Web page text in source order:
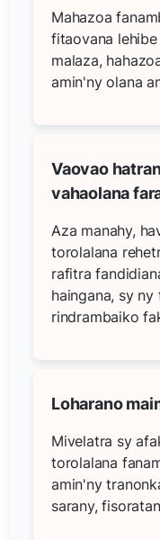
Mahazoa
fitaovana
malaza,
amin'ny olana
Vaovao
vahaolana
Aza manahy,
torolalana
rafitra
haingana, sy
rindrambaiko
Loharano
Mivelatra sy
torolalana
amin'ny
sarany,